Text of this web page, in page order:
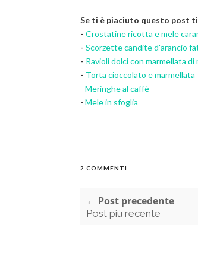
Se ti è piaciuto questo post
- Crostatine ricotta e mele
- Scorzette candite d'arancio
- Ravioli dolci con marmellata di
- Torta cioccolato e marmellata
- Meringhe al caffè
- Mele in sfoglia
2 COMMENTI
← Post precedente
Post più recente